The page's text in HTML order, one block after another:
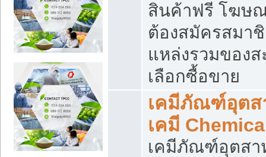
สินค้าฟรี โฆษ
ต้องสมัครสมา
แหล่งรวมของ
เลือกซื้อขาย
เคมีภัณฑ์อุตส
เคมี
เคมีภัณฑ์อุตสา